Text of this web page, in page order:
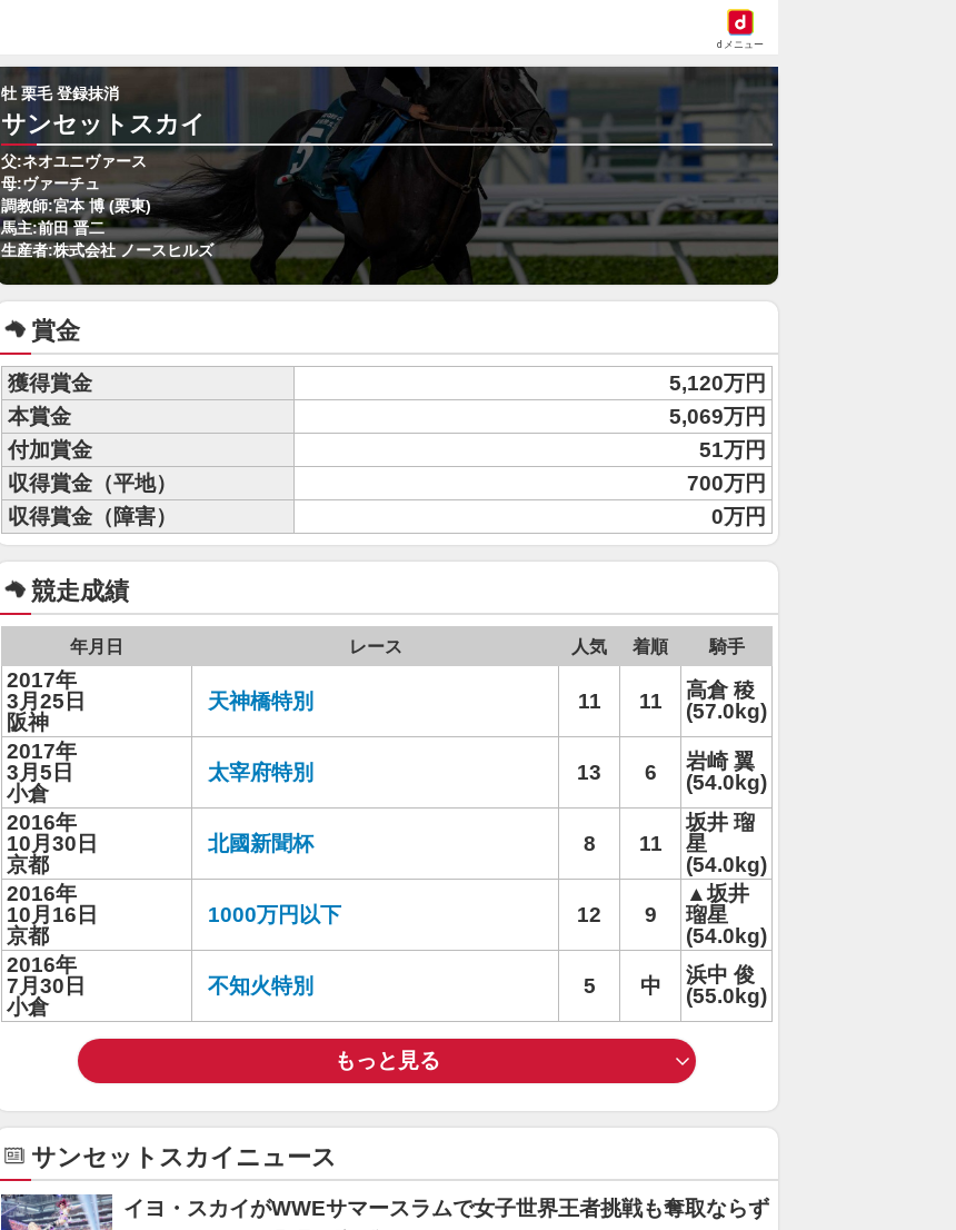
dメニュー
牡 栗毛 登録抹消
サンセットスカイ
父:ネオユニヴァース
母:ヴァーチュ
調教師:宮本 博 (栗東)
馬主:前田 晋二
生産者:株式会社 ノースヒルズ
賞金
獲得賞金
5,120万円
本賞金
5,069万円
付加賞金
51万円
収得賞金（平地）
700万円
収得賞金（障害）
0万円
競走成績
年月日 レース 人気 着順 騎手
2017年
3月25日
阪神
天神橋特別 11 11
高倉 稜
(57.0kg)
2017年
3月5日
小倉
太宰府特別 13 6
岩崎 翼
(54.0kg)
2016年
10月30日
京都
北國新聞杯 8 11
坂井 瑠
星
(54.0kg)
2016年
10月16日
京都
1000万円以下 12 9
▲坂井
瑠星
(54.0kg)
2016年
7月30日
小倉
不知火特別 5 中
浜中 俊
(55.0kg)
もっと見る
サンセットスカイニュース
イヨ・スカイがWWEサマースラムで女子世界王者挑戦も奪取ならず